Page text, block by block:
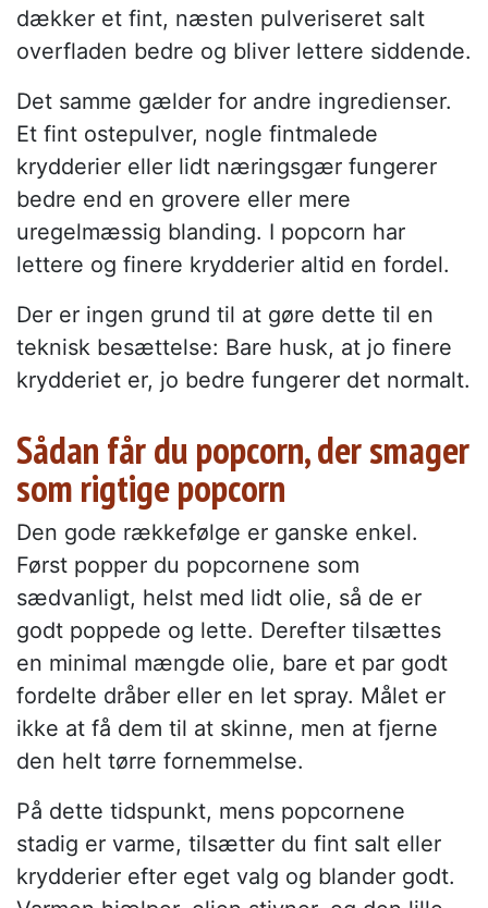
dækker et fint, næsten pulveriseret salt
overfladen bedre og bliver lettere siddende.
Det samme gælder for andre ingredienser.
Et fint ostepulver, nogle fintmalede
krydderier eller lidt næringsgær fungerer
bedre end en grovere eller mere
uregelmæssig blanding. I popcorn har
lettere og finere krydderier altid en fordel.
Der er ingen grund til at gøre dette til en
teknisk besættelse: Bare husk, at jo finere
krydderiet er, jo bedre fungerer det normalt.
Sådan får du popcorn, der smager
som rigtige popcorn
Den gode rækkefølge er ganske enkel.
Først popper du popcornene som
sædvanligt, helst med lidt olie, så de er
godt poppede og lette. Derefter tilsættes
en minimal mængde olie, bare et par godt
fordelte dråber eller en let spray. Målet er
ikke at få dem til at skinne, men at fjerne
den helt tørre fornemmelse.
På dette tidspunkt, mens popcornene
stadig er varme, tilsætter du fint salt eller
krydderier efter eget valg og blander godt.